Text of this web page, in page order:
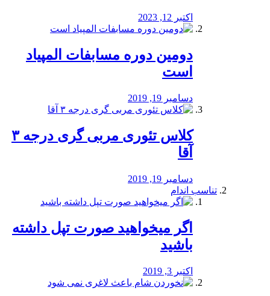
اکتبر 12, 2023
دومین دوره مسابفات المپیاد
است
دسامبر 19, 2019
کلاس تئوری مربی گری درجه ۳
آقا
دسامبر 19, 2019
تناسب اندام
اگر میخواهید صورت تپل داشته
باشید
اکتبر 3, 2019